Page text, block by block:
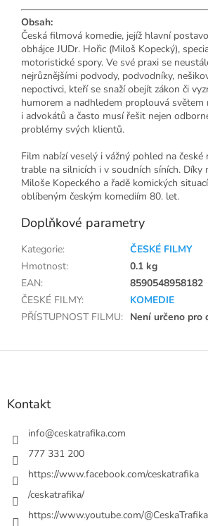
Obsah:
Česká filmová komedie, jejíž hlavní
obhájce JUDr. Hořic (Miloš Kopecký),
motoristické spory. Ve své praxi se
nejrůznějšími podvody, podvodníky,
nepoctivci, kteří se snaží obejít zákon či
humorem a nadhledem proplouvá
i advokátů a často musí řešit nejen
problémy svých klientů.
Film nabízí veselý i vážný pohled na
trable na silnicích i v soudních síních. Díky
Miloše Kopeckého a řadě komických
oblíbeným českým komediím 80. let.
Doplňkové parametry
Kategorie:
ČESKÉ FILMY
Hmotnost:
0.1 kg
EAN:
8590548958182
ČESKÉ FILMY:
KOMEDIE
PŘÍSTUPNOST FILMU: Není určeno
Z
Kontakt
info@ceskatrafika.com
777 331 200
https://www.facebook.com/ceskatrafika
/ceskatrafika/
https://www.youtube.com/@CeskaTrafika